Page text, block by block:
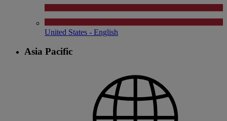
United States - English
Asia Pacific